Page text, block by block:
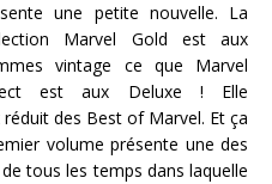
une petite nouvelle. La
Marvel Gold est aux
vintage ce que Marvel
est aux Deluxe ! Elle
des Best of Marvel. Et ça
volume présente une des
tous les temps dans laquelle